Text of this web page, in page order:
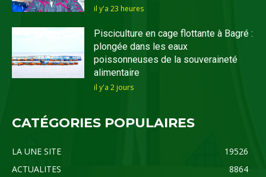
il y'a 23 heures
Pisciculture en cage flottante à Bagré :
plongée dans les eaux
poissonneuses de la souveraineté
alimentaire
il y'a 2 jours
CATÉGORIES POPULAIRES
LA UNE SITE
19526
ACTUALITES
8864